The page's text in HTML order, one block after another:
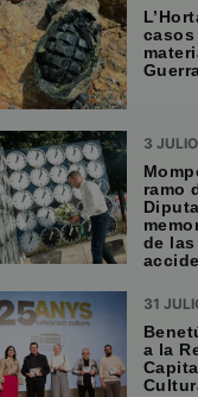
3
ramo
de
31
a la